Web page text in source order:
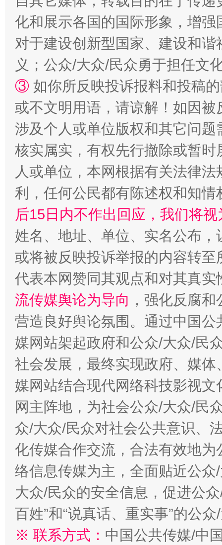
招工难、用工荒背后
网上购药对药下症？
这是一记警钟！ 谢
在谋一域中谋全局
今
化和展示各国的国际形象，增
对于建设创新型国家、建设和
义；公众/大众/民众勇于担任文
③ 如你所反映投诉报料和投稿
或不文明用语，请谅解！如因
涉及个人或单位版权和其它问题
核实属实，有权先行撤除或暂
人或单位，本网根据有关法律
利，任何公民都有陈述权和知情
后15日内不作出回应，我们将
姓名、地址、单位、实名公布
或将被反映投诉举报的内容转
代表本网赞同其观点和对其真实
流传媒舆论为导向 ，强化反腐
营造良好舆论氛围。通过中国
媒网站架起政府和公众/大众/民
社会发展，最终实现政府、媒
媒网站结合现代网络科技影视
网主阵地，为社会公众/大众/民
众/大众/民众对社会公共意识、
化传媒合作交流，合法有效地
络信息传媒为主，全面贴近公
大众/民众的安全信息，促进公
百姓”和“说真话、重实事”的公
※ 联系方式： 中国公共传媒/中